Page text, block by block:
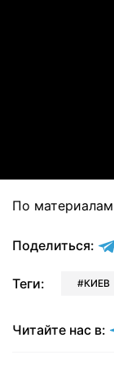
По материалам
Поделиться:
Теги: КИЕВ
Читайте нас в: